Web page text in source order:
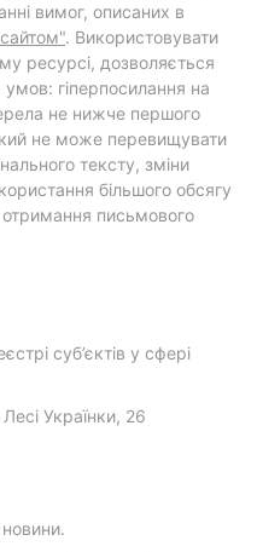
вимог, описаних в
. Використовувати
ресурсі, дозволяється
гіперпосилання на
не нижче першого
не може перевищувати
тексту, зміни
більшого обсягу
письмового
суб’єктів у сфері
Українки, 26